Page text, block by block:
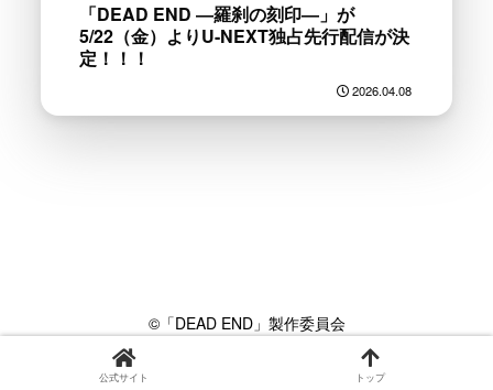
「DEAD END ―羅刹の刻印―」が
5/22（金）よりU-NEXT独占先行配信が決
定！！！
2026.04.08
©「DEAD END」製作委員会
公式サイト トップ